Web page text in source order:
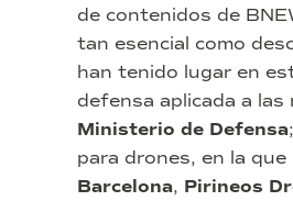
de contenidos de
tan esencial como
han tenido lugar en
defensa aplicada a
Ministerio de Defensa
para drones, en la
Barcelona, Pirineos